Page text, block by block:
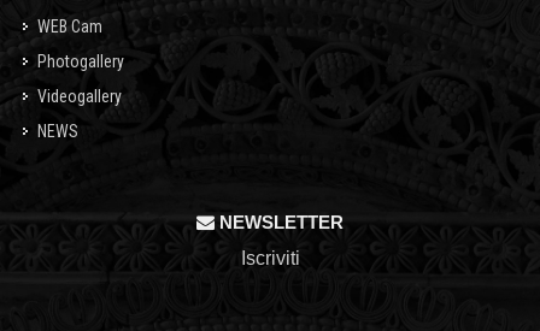
WEB Cam
Photogallery
Videogallery
NEWS
NEWSLETTER
Iscriviti